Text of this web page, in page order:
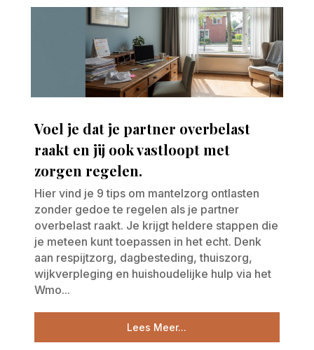
Voel je dat je partner overbelast
raakt en jij ook vastloopt met
zorgen regelen.
Hier vind je 9 tips om mantelzorg ontlasten
zonder gedoe te regelen als je partner
overbelast raakt. Je krijgt heldere stappen die
je meteen kunt toepassen in het echt. Denk
aan respijtzorg, dagbesteding, thuiszorg,
wijkverpleging en huishoudelijke hulp via het
Wmo...
Lees Meer...